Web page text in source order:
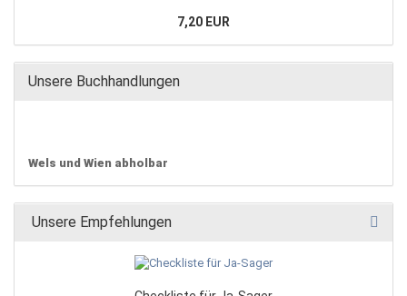
7,20 EUR
Unsere Buchhandlungen
Wels und Wien abholbar
Unsere Empfehlungen